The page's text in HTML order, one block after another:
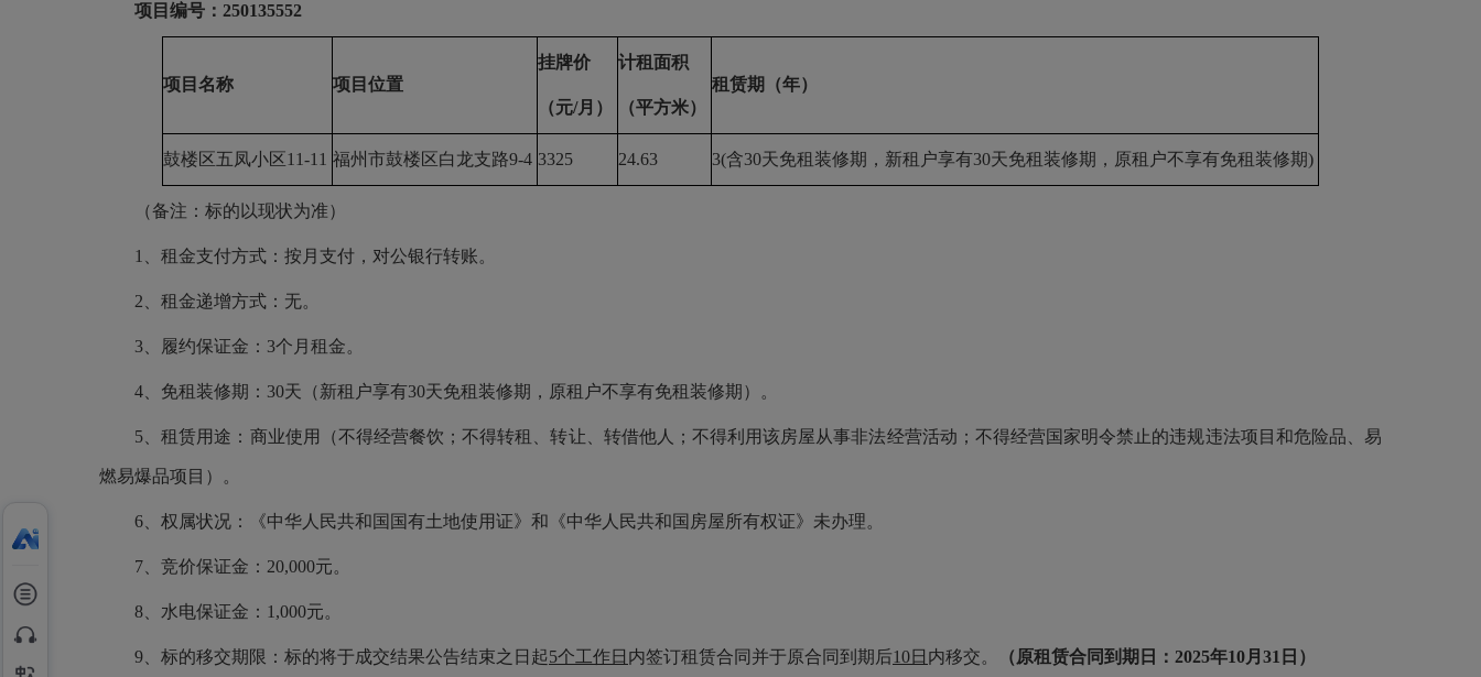
项目编号： 250135552
项目名称 项目位置
挂牌价
（元/月）
计租面积
（平方米）
租赁期（年）
鼓楼区五凤小区11-11 福州市鼓楼区白龙支路9-4 3325 24.63 3(含30天免租装修期，新租户享有30天免租装修期，原租户不享有免租装修期)
（备注：标的以现状为准）
1、租金支付方式：按月支付，对公银行转账。
2、租金递增方式：无。
3、履约保证金：3个月租金。
4、免租装修期：30天（新租户享有30天免租装修期，原租户不享有免租装修期）。
5、租赁用途：商业使用（不得经营餐饮；不得转租、转让、转借他人；不得利用该房屋从事非法经营活动；不得经营国家明令禁止的违规违法项目和危险品、易
燃易爆品项目）。
6、权属状况：《中华人民共和国国有土地使用证》和《中华人民共和国房屋所有权证》未办理。
7、竞价保证金：20,000元。
8、水电保证金：1,000元。
9、标的移交期限：标的将于成交结果公告结束之日起5个工作日 内签订租赁合同并于原合同到期后10日 内移交。 （原租赁合同到期日： 2025年10月31日）